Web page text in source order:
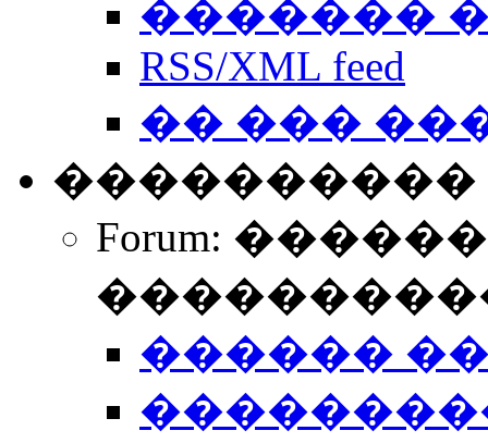
�������
RSS/XML feed
�� ���
����������
Forum:
������